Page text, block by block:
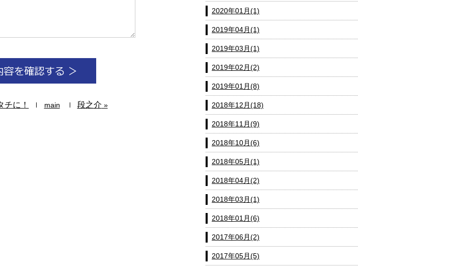
チに！ main 段之介 »
2020年01月(1)
2019年04月(1)
2019年03月(1)
2019年02月(2)
2019年01月(8)
2018年12月(18)
2018年11月(9)
2018年10月(6)
2018年05月(1)
2018年04月(2)
2018年03月(1)
2018年01月(6)
2017年06月(2)
2017年05月(5)